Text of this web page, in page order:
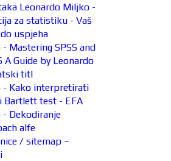
Leonardo Miljko -
za statistiku - Vaš
uspjeha
- Mastering SPSS and
A Guide by Leonardo
titl
- Kako interpretirati
Bartlett test - EFA
- Dekodiranje
alfe
/ sitemap –